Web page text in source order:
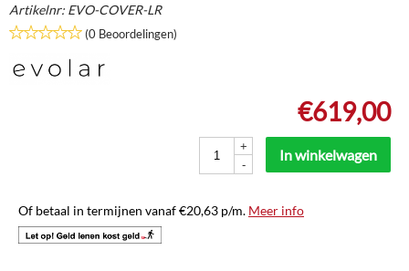
Artikelnr: EVO-COVER-LR
(0 Beoordelingen)
€619,00
+
-
In winkelwagen
Of betaal in termijnen vanaf€20,63 p/m. Meer info